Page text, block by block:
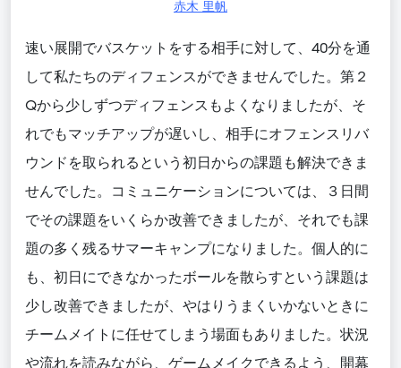
赤木 里帆
速い展開でバスケットをする相手に対して、40分を通
して私たちのディフェンスができませんでした。第２
Qから少しずつディフェンスもよくなりましたが、そ
れでもマッチアップが遅いし、相手にオフェンスリバ
ウンドを取られるという初日からの課題も解決できま
せんでした。コミュニケーションについては、３日間
でその課題をいくらか改善できましたが、それでも課
題の多く残るサマーキャンプになりました。個人的に
も、初日にできなかったボールを散らすという課題は
少し改善できましたが、やはりうまくいかないときに
チームメイトに任せてしまう場面もありました。状況
や流れを読みながら、ゲームメイクできるよう、開幕